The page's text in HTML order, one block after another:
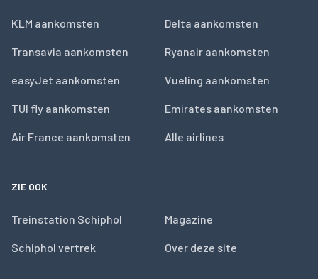
KLM aankomsten
Transavia aankomsten
easyJet aankomsten
TUI fly aankomsten
Air France aankomsten
Delta aankomsten
Ryanair aankomsten
Vueling aankomsten
Emirates aankomsten
Alle airlines
ZIE OOK
Treinstation Schiphol
Schiphol vertrek
Magazine
Over deze site